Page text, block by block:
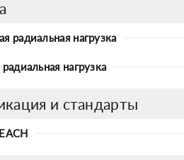
радиальная нагрузка
нагрузка
и стандарты